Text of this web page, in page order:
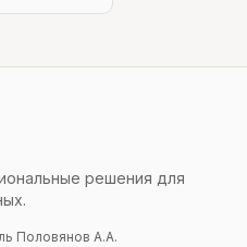
решения для
Половянов А.А.